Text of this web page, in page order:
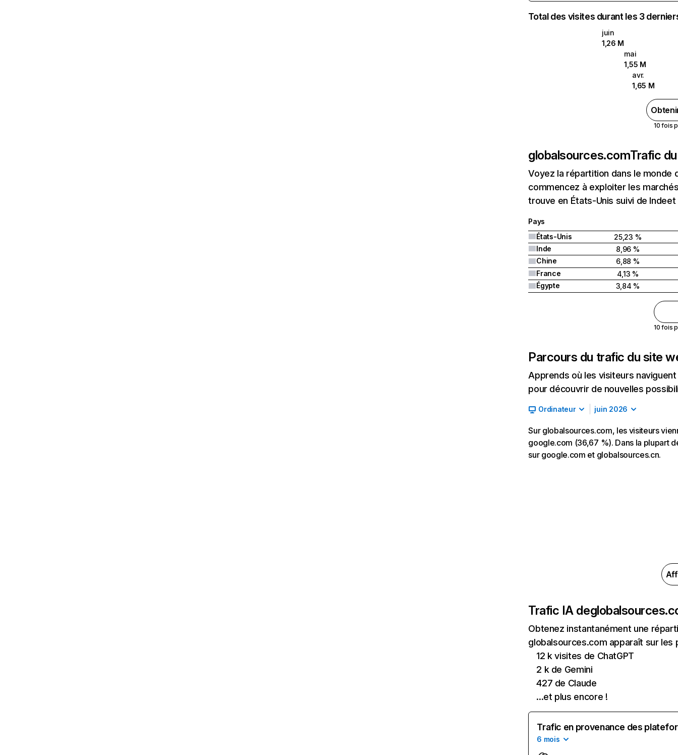
Total des visites durant les 3
juin
1,26 M
mai
1,55 M
avr.
1,65 M
10 fois
globalsources.comTrafic
Voyez la répartition dans le
commencez à exploiter les
trouve en États-Unis suivi de Indeet
Pays
États-Unis
25,23 %
Inde
8,96 %
Chine
6,88 %
France
4,13 %
Égypte
3,84 %
10 fois
Parcours du trafic du site
Apprends où les visiteurs
pour découvrir de nouvelles
Ordinateur juin 2026
Sur globalsources.com, les visiteurs
google.com (36,67 %). Dans la plupart
sur google.com et globalsources.cn.
Trafic IA de
Obtenez instantanément une
globalsources.com apparaît sur
12 k visites de ChatGPT
2 k de Gemini
427 de Claude
...et plus encore !
Trafic en provenance des
6 mois